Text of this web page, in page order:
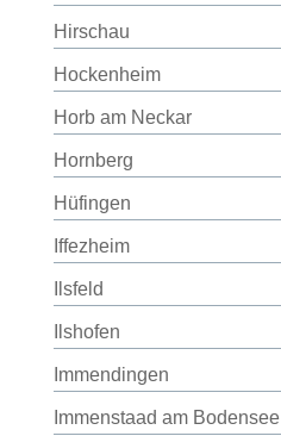
Hirschau
Hockenheim
Horb am Neckar
Hornberg
Hüfingen
Iffezheim
Ilsfeld
Ilshofen
Immendingen
Immenstaad am Bodensee